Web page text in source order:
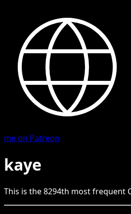
me on Patreon
kaye
This is the8294th most frequent